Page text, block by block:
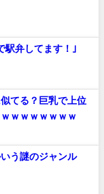
駅弁してます！｣
てる？巨乳で上位
ｗｗｗｗｗｗｗ
う謎のジャンル